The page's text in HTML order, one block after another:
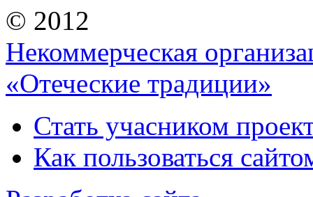
© 2012
Некоммерческая
«Отеческие традиции»
Стать учасником
Как пользоваться